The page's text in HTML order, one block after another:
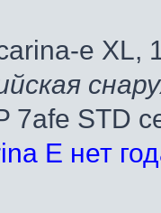
e XL,
7afe STD
E нет